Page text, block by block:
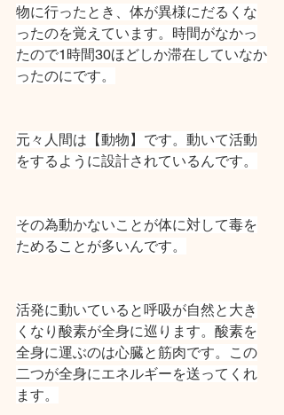
物に行ったとき、体が異様にだるくな
ったのを覚えています。時間がなかっ
たので1時間30ほどしか滞在していなか
ったのにです。
元々人間は【動物】です。動いて活動
をするように設計されているんです。
その為動かないことが体に対して毒を
ためることが多いんです。
活発に動いていると呼吸が自然と大き
くなり酸素が全身に巡ります。酸素を
全身に運ぶのは心臓と筋肉です。この
二つが全身にエネルギーを送ってくれ
ます。